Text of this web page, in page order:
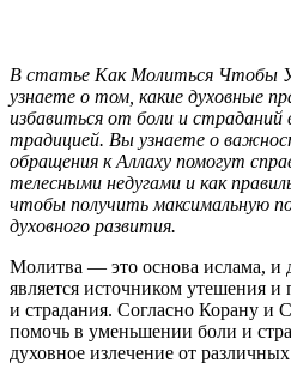
В статье Как Молиться Чтобы
узнаете о том, какие духовные
избавиться от боли и страданий
традицией. Вы узнаете о
обращения к Аллаху помогут
телесными недугами и как
чтобы получить максимальную
духовного развития.
Молитва — это основа ислама, и
является источником утешения
и страдания. Согласно Корану и
помочь в уменьшении боли и
духовное излечение от